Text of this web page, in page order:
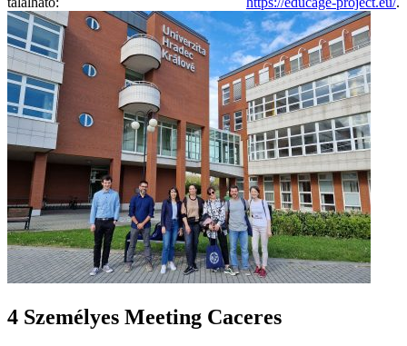
4 Személyes Meeting Caceres